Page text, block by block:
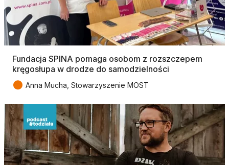
Fundacja SPINA pomaga osobom z rozszczepem
kręgosłupa w drodze do samodzielności
● Anna Mucha, Stowarzyszenie MOST